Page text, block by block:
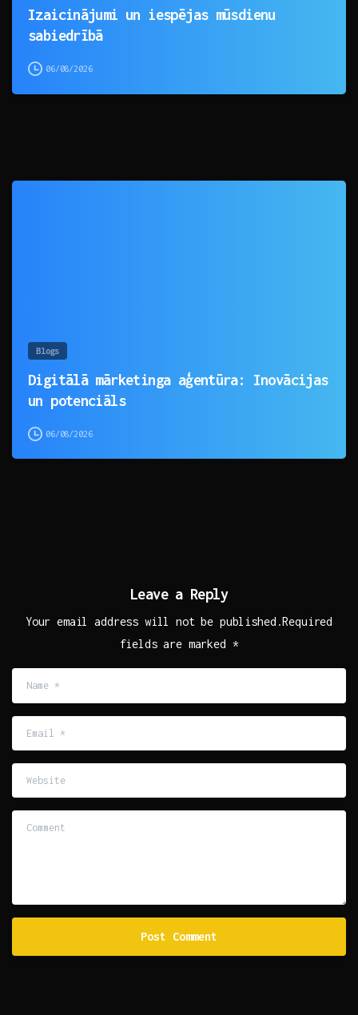
Izaicinājumi un iespējas mūsdienu
sabiedrībā
06/08/2026
Blogs
Digitālā mārketinga aģentūra: Inovācijas
un potenciāls
06/08/2026
Leave a Reply
Your email address will not be published.Required
fields are marked *
*
Website